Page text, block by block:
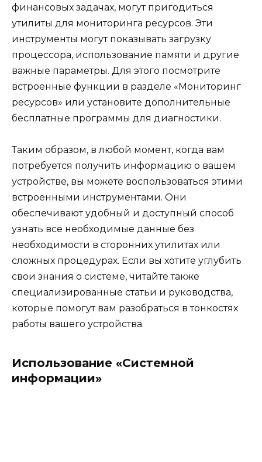
финансовых задачах, могут пригодиться
утилиты для мониторинга ресурсов. Эти
инструменты могут показывать загрузку
процессора, использование памяти и другие
важные параметры. Для этого посмотрите
встроенные функции в разделе «Мониторинг
ресурсов» или установите дополнительные
бесплатные программы для диагностики.
Таким образом, в любой момент, когда вам
потребуется получить информацию о вашем
устройстве, вы можете воспользоваться этими
встроенными инструментами. Они
обеспечивают удобный и доступный способ
узнать все необходимые данные без
необходимости в сторонних утилитах или
сложных процедурах. Если вы хотите углубить
свои знания о системе, читайте также
специализированные статьи и руководства,
которые помогут вам разобраться в тонкостях
работы вашего устройства.
Использование «Системной
информации»